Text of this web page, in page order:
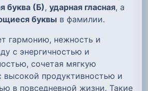
буква (Б), ударная гласная, а
буквы в фамилии.
гармонию, нежность и
с энергичностью и
сочетая мягкую
высокой продуктивностью и
в повседневной жизни. Такие